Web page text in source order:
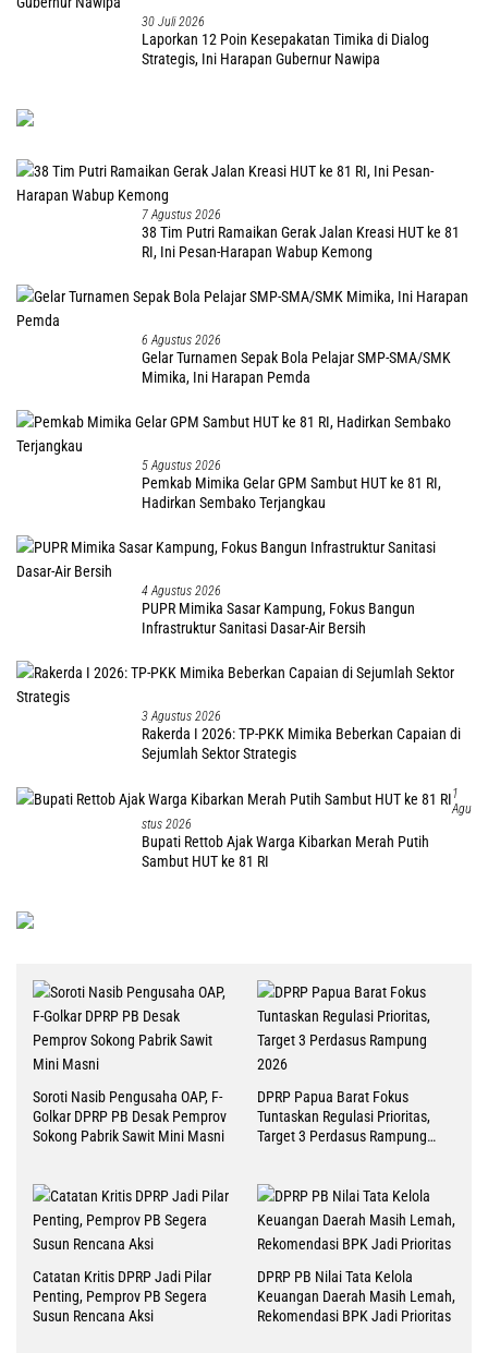
30 Juli 2026
Laporkan 12 Poin Kesepakatan Timika di Dialog
Strategis, Ini Harapan Gubernur Nawipa
7 Agustus 2026
38 Tim Putri Ramaikan Gerak Jalan Kreasi HUT ke 81
RI, Ini Pesan-Harapan Wabup Kemong
6 Agustus 2026
Gelar Turnamen Sepak Bola Pelajar SMP-SMA/SMK
Mimika, Ini Harapan Pemda
5 Agustus 2026
Pemkab Mimika Gelar GPM Sambut HUT ke 81 RI,
Hadirkan Sembako Terjangkau
4 Agustus 2026
PUPR Mimika Sasar Kampung, Fokus Bangun
Infrastruktur Sanitasi Dasar-Air Bersih
3 Agustus 2026
Rakerda I 2026: TP-PKK Mimika Beberkan Capaian di
Sejumlah Sektor Strategis
1
Agu
Stus 2026
Bupati Rettob Ajak Warga Kibarkan Merah Putih
Sambut HUT ke 81 RI
Soroti Nasib Pengusaha OAP, F-
Golkar DPRP PB Desak Pemprov
Sokong Pabrik Sawit Mini Masni
DPRP Papua Barat Fokus
Tuntaskan Regulasi Prioritas,
Target 3 Perdasus Rampung
Catatan Kritis DPRP Jadi Pilar
Penting, Pemprov PB Segera
Susun Rencana Aksi
DPRP PB Nilai Tata Kelola
Keuangan Daerah Masih Lemah,
Rekomendasi BPK Jadi Prioritas